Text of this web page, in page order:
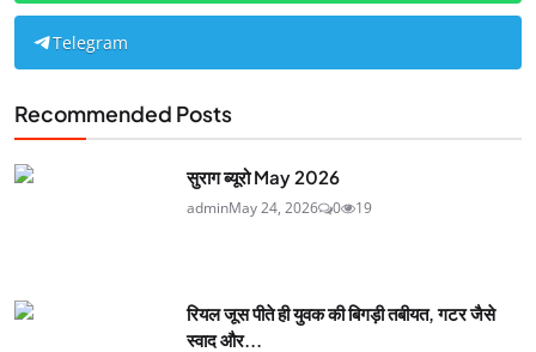
Telegram
Recommended Posts
सुराग ब्यूरो May 2026
adminMay 24, 2026 0 19
रियल जूस पीते ही युवक की बिगड़ी तबीयत, गटर जैसे
स्वाद और...